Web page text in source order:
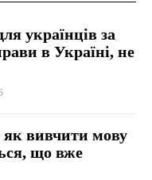
українців за
в Україні, не
як вивчити мову
що вже